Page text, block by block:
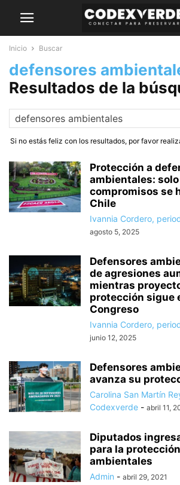
Inicio Buscar
defensores
Resultados de la
Si no estás feliz con los resultados, por favor
Protección a
ambientales: solo
compromisos se
Chile
Ivannia Cordero,
agosto 5, 2025
Defensores
de agresiones
mientras
protección sigue
Congreso
Ivannia Cordero,
junio 12, 2025
Defensores
avanza su
Carolina San Martín
Codexverde - abril 11,
Diputados
para la
ambientales
Admin - abril 29, 2021